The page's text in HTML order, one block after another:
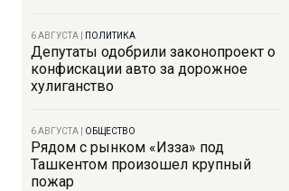
6 АВГУСТА ПОЛИТИКА
Депутаты одобрили законопроект о
конфискации авто за дорожное
хулиганство
6 АВГУСТА ОБЩЕСТВО
Рядом с рынком «Изза» под
Ташкентом произошел крупный
пожар